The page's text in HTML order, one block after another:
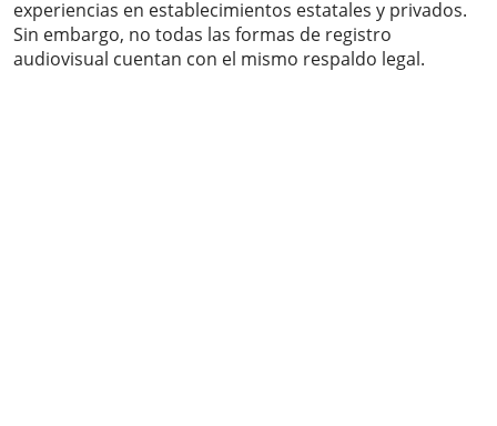
experiencias en establecimientos estatales y privados.
Sin embargo, no todas las formas de registro
audiovisual cuentan con el mismo respaldo legal.